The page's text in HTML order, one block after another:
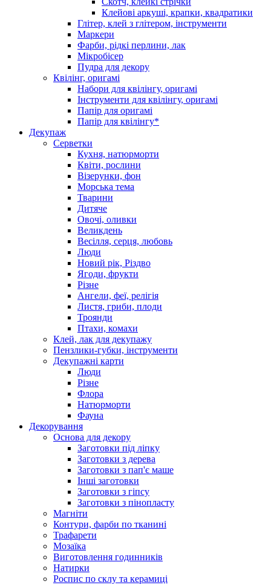
Клейові аркуші, крапки, квадратики
Глітер, клей з глітером, інструменти
Маркери
Фарби, рідкі перлини, лак
Мікробісер
Пудра для декору
Квілінг, оригамі
Набори для квілінгу, оригамі
Інструменти для квілінгу, оригамі
Папір для оригамі
Папір для квілінгу*
Декупаж
Серветки
Кухня, натюрморти
Квіти, рослини
Візерунки, фон
Морська тема
Тварини
Дитяче
Овочі, оливки
Великдень
Весілля, серця, любовь
Люди
Новий рік, Різдво
Ягоди, фрукти
Різне
Ангели, феї, релігія
Листя, гриби, плоди
Троянди
Птахи, комахи
Клей, лак для декупажу
Пензлики-губки, інструменти
Декупажні карти
Люди
Різне
Флора
Натюрморти
Фауна
Декорування
Основа для декору
Заготовки під ліпку
Заготовки з дерева
Заготовки з пап'є маше
Інші заготовки
Заготовки з гіпсу
Заготовки з пінопласту
Магніти
Контури, фарби по тканині
Трафарети
Мозаїка
Виготовлення годинників
Натирки
Роспис по склу та керамиці